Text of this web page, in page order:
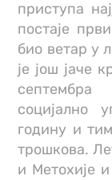
приступа
постаје
био ветар у
је још јаче
социјално
годину и
трошкова.
и Метохије